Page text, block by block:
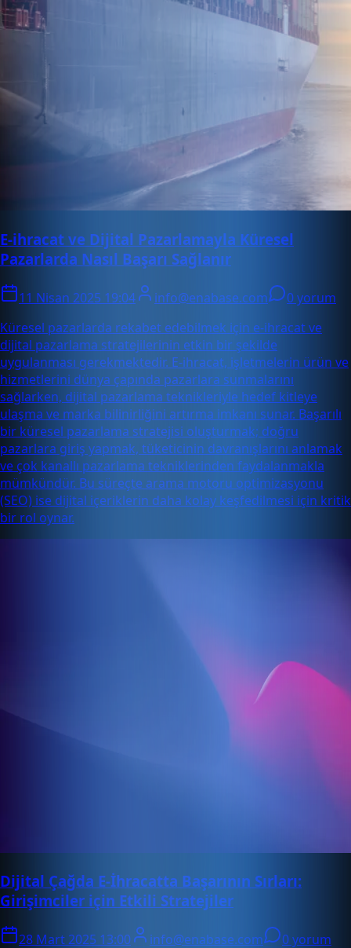
E-ihracat ve Dijital Pazarlamayla Küresel
Pazarlarda Nasıl Başarı Sağlanır
11 Nisan 2025 19:04 info@enabase.com
0 yorum
Küresel pazarlarda rekabet edebilmek için e-ihracat ve
dijital pazarlama stratejilerinin etkin bir şekilde
uygulanması gerekmektedir. E-ihracat, işletmelerin ürün ve
hizmetlerini dünya çapında pazarlara sunmalarını
sağlarken, dijital pazarlama teknikleriyle hedef kitleye
ulaşma ve marka bilinirliğini artırma imkanı sunar. Başarılı
bir küresel pazarlama stratejisi oluşturmak; doğru
pazarlara giriş yapmak, tüketicinin davranışlarını anlamak
ve çok kanallı pazarlama tekniklerinden faydalanmakla
mümkündür. Bu süreçte arama motoru optimizasyonu
(SEO) ise dijital içeriklerin daha kolay keşfedilmesi için kritik
bir rol oynar.
Dijital Çağda E-İhracatta Başarının Sırları:
Girişimciler için Etkili Stratejiler
28 Mart 2025 13:00 info@enabase.com
0 yorum